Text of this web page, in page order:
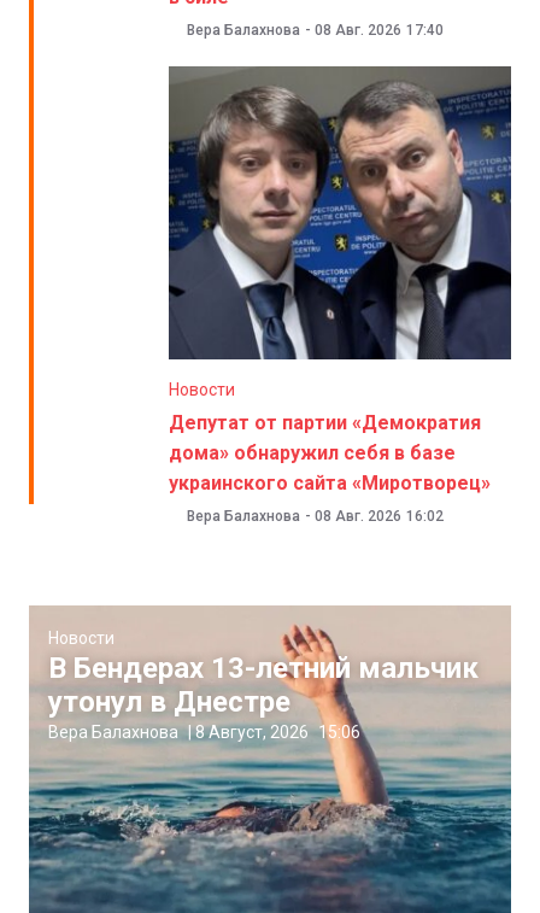
Вера Балахнова - 08 Авг. 2026 17:40
Новости
Депутат от партии «Демократия
дома» обнаружил себя в базе
украинского сайта «Миротворец»
Вера Балахнова - 08 Авг. 2026 16:02
Новости
В Бендерах 13-летний мальчик
утонул в Днестре
Вера Балахнова |8 Август, 2026 15:06